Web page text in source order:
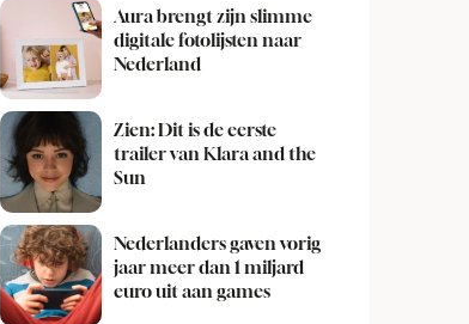
Aura brengt zijn slimme
digitale fotolijsten naar
Nederland
Zien: Dit is de eerste
trailer van Klara and the
Sun
Nederlanders gaven vorig
jaar meer dan 1 miljard
euro uit aan games